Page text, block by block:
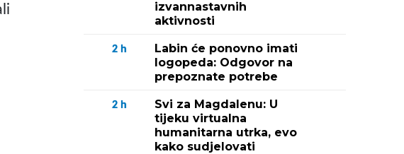
izvannastavnih
aktivnosti
2 h
Labin će ponovno imati
logopeda: Odgovor na
prepoznate potrebe
2 h
Svi za Magdalenu: U
tijeku virtualna
humanitarna utrka, evo
kako sudjelovati